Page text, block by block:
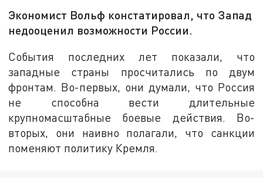
Экономист Вольф констатировал, что Запад
недооценил возможности России.
События последних лет показали, что
западные страны просчитались по двум
фронтам. Во-первых, они думали, что Россия
не способна вести длительные
крупномасштабные боевые действия. Во-
вторых, они наивно полагали, что санкции
поменяют политику Кремля.